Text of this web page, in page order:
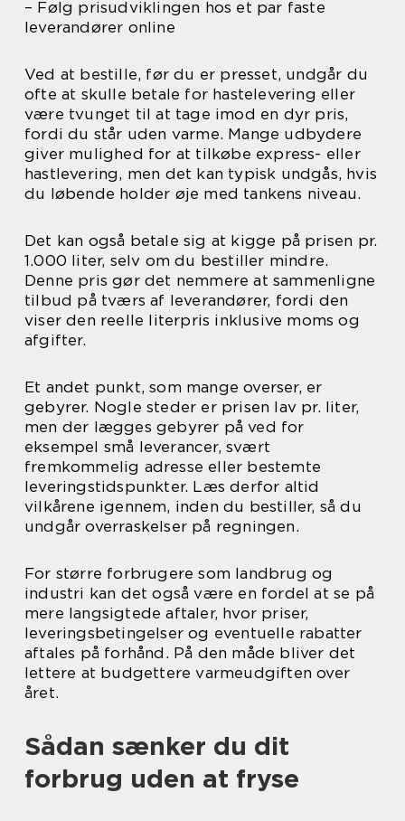
– Følg prisudviklingen hos et par faste
leverandører online
Ved at bestille, før du er presset, undgår du
ofte at skulle betale for hastelevering eller
være tvunget til at tage imod en dyr pris,
fordi du står uden varme. Mange udbydere
giver mulighed for at tilkøbe express- eller
hastlevering, men det kan typisk undgås, hvis
du løbende holder øje med tankens niveau.
Det kan også betale sig at kigge på prisen pr.
1.000 liter, selv om du bestiller mindre.
Denne pris gør det nemmere at sammenligne
tilbud på tværs af leverandører, fordi den
viser den reelle literpris inklusive moms og
afgifter.
Et andet punkt, som mange overser, er
gebyrer. Nogle steder er prisen lav pr. liter,
men der lægges gebyrer på ved for
eksempel små leverancer, svært
fremkommelig adresse eller bestemte
leveringstidspunkter. Læs derfor altid
vilkårene igennem, inden du bestiller, så du
undgår overraskelser på regningen.
For større forbrugere som landbrug og
industri kan det også være en fordel at se på
mere langsigtede aftaler, hvor priser,
leveringsbetingelser og eventuelle rabatter
aftales på forhånd. På den måde bliver det
lettere at budgettere varmeudgiften over
året.
Sådan sænker du dit
forbrug uden at fryse